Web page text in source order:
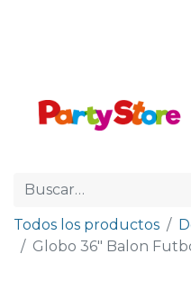
Todos los productos
Globo 36" Balon